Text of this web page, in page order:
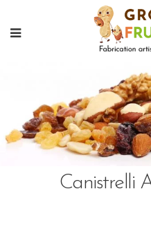
Canistrelli